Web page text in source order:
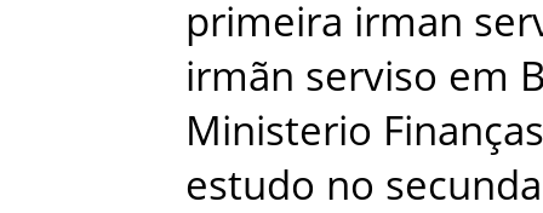
primeira irman
irmãn serviso em
Ministerio Finanças
estudo no